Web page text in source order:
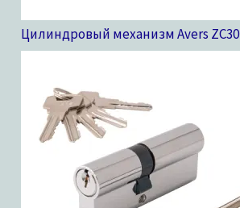
Цилиндровый механизм Avers ZC30